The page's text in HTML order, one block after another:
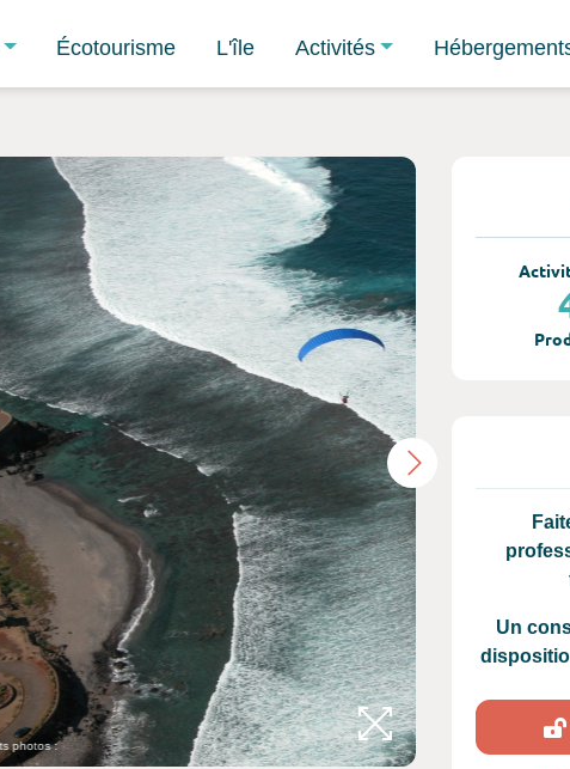
Écotourisme L'île Activités
Un
Crédits photos :